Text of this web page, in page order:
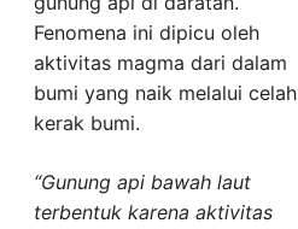
Fenomena ini dipicu oleh
aktivitas magma dari dalam
bumi yang naik melalui celah
kerak bumi.
“Gunung api bawah laut
terbentuk karena aktivitas